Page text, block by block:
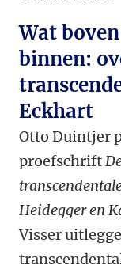
Wat
binnen:
Eckhart
Otto Duintjer
proefschrift
Heidegger en
Visser